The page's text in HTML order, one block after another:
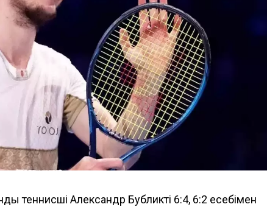
теннисші Александр Бубликті 6:4, 6:2 есебімен